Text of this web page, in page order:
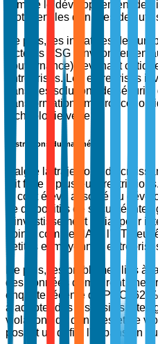
stimulé le développement de
protègent les données des
De plus, les initiatives de
facteurs ESG
gouvernance) devenant
entreprises. Les entreprises
dans des solutions de
transformations
technologie verte.
Restrictions du marché
Malgré la trajectoire de
fait face à plusieurs
le coût élevé associé au
de dispositifs de sécurité
L'investissement initial pour
pointe comme l'IA et l'IoT peut
petites et moyennes
De plus, les problèmes liés à
des données demeurent une
enquête récente de PwC, 62
à adopter des dispositifs
violations de données et de
posant un défi à l'expansion du